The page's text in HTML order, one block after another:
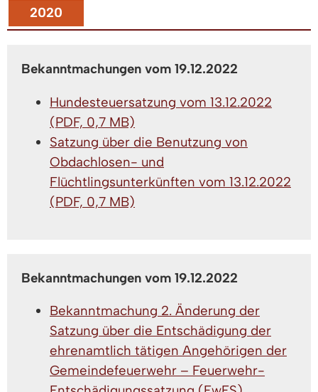
2020
Bekanntmachungen vom 19.12.2022
Hundesteuersatzung vom 13.12.2022
(PDF, 0,7 MB)
Satzung über die Benutzung von
Obdachlosen- und
Flüchtlingsunterkünften vom 13.12.2022
(PDF, 0,7 MB)
Bekanntmachungen vom 19.12.2022
Bekanntmachung 2. Änderung der
Satzung über die Entschädigung der
ehrenamtlich tätigen Angehörigen der
Gemeindefeuerwehr – Feuerwehr-